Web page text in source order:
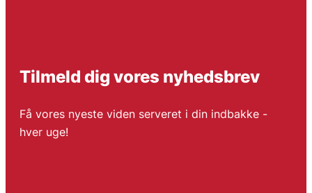
Tilmeld dig vores nyhedsbrev
Få vores nyeste viden serveret i din indbakke -
hver uge!